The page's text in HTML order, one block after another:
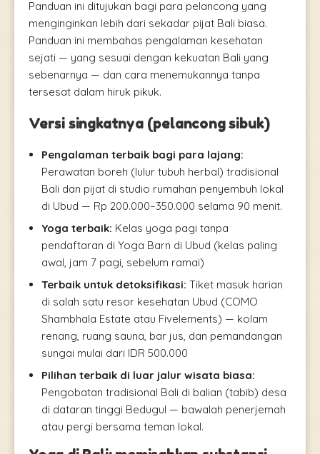
Panduan ini ditujukan bagi para pelancong yang
menginginkan lebih dari sekadar pijat Bali biasa.
Panduan ini membahas pengalaman kesehatan
sejati — yang sesuai dengan kekuatan Bali yang
sebenarnya — dan cara menemukannya tanpa
tersesat dalam hiruk pikuk.
Versi singkatnya (pelancong sibuk)
Pengalaman terbaik bagi para lajang:
Perawatan boreh (lulur tubuh herbal) tradisional
Bali dan pijat di studio rumahan penyembuh lokal
di Ubud — Rp 200.000–350.000 selama 90 menit.
Yoga terbaik: Kelas yoga pagi tanpa
pendaftaran di Yoga Barn di Ubud (kelas paling
awal, jam 7 pagi, sebelum ramai)
Terbaik untuk detoksifikasi: Tiket masuk harian
di salah satu resor kesehatan Ubud (COMO
Shambhala Estate atau Fivelements) — kolam
renang, ruang sauna, bar jus, dan pemandangan
sungai mulai dari IDR 500.000
Pilihan terbaik di luar jalur wisata biasa:
Pengobatan tradisional Bali di balian (tabib) desa
di dataran tinggi Bedugul — bawalah penerjemah
atau pergi bersama teman lokal.